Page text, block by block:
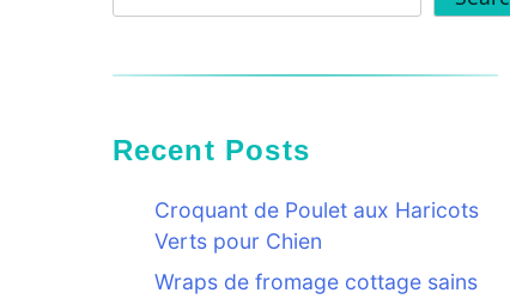
Recent Posts
Croquant de Poulet aux Haricots
Verts pour Chien
Wraps de fromage cottage sains